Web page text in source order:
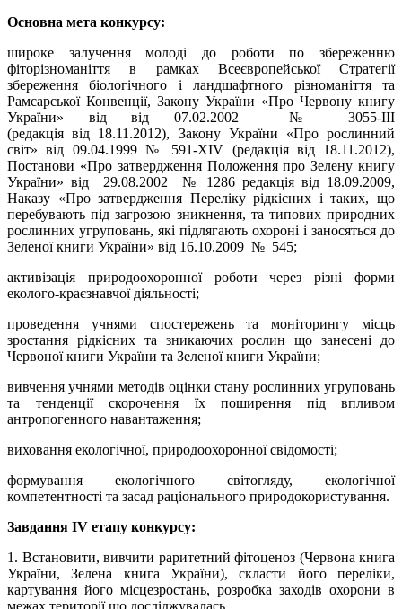
Основна мета конкурсу:
широке залучення молоді до роботи по збереженню
фіторізноманіття в рамках Всеєвропейської Стратегії
збереження біологічного і ландшафтного різноманіття та
Рамсарської Конвенції, Закону України «Про Червону книгу
України» від від 07.02.2002 № 3055-III
(редакція від 18.11.2012), Закону України «Про рослинний
світ» від 09.04.1999 № 591-XIV (редакція від 18.11.2012),
Постанови «Про затвердження Положення про Зелену книгу
України» від 29.08.2002 № 1286 редакція від 18.09.2009,
Наказу «Про затвердження Переліку рідкісних і таких, що
перебувають під загрозою зникнення, та типових природних
рослинних угруповань, які підлягають охороні і заносяться до
Зеленої книги України» від 16.10.2009 № 545;
активізація природоохоронної роботи через різні форми
еколого-краєзнавчої діяльності;
проведення учнями спостережень та моніторингу місць
зростання рідкісних та зникаючих рослин що занесені до
Червоної книги України та Зеленої книги України;
вивчення учнями методів оцінки стану рослинних угруповань
та тенденції скорочення їх поширення під впливом
антропогенного навантаження;
виховання екологічної, природоохоронної свідомості;
формування екологічного світогляду, екологічної
компетентності та засад раціонального природокористування.
Завдання ІV етапу конкурсу:
1. Встановити, вивчити раритетний фітоценоз (Червона книга
України, Зелена книга України), скласти його переліки,
картування його місцезростань, розробка заходів охорони в
межах території що досліджувалась.